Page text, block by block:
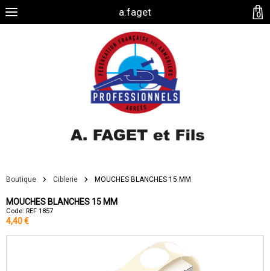
a.faget
Boutique Ciblerie MOUCHES BLANCHES 15 MM
MOUCHES BLANCHES 15 MM
Code: REF 1857
4,40 €
0